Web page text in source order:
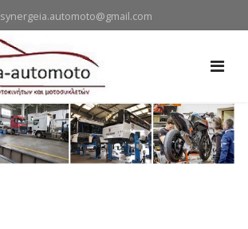
synergeia.automoto@gmail.com